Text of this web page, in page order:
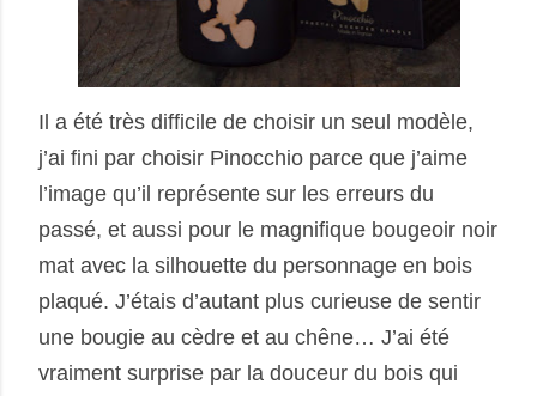
Il a été très difficile de choisir un seul modèle,
j’ai fini par choisir Pinocchio parce que j’aime
l’image qu’il représente sur les erreurs du
passé, et aussi pour le magnifique bougeoir noir
mat avec la silhouette du personnage en bois
plaqué. J’étais d’autant plus curieuse de sentir
une bougie au cèdre et au chêne… J’ai été
vraiment surprise par la douceur du bois qui